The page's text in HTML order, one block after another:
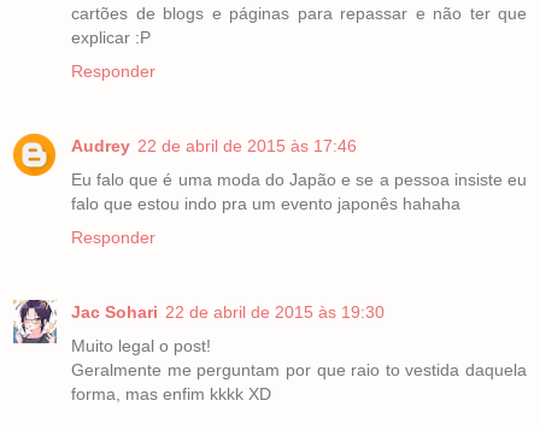
cartões de blogs e páginas para repassar e não ter que
explicar :P
Responder
Audrey 22 de abril de 2015 às 17:46
Eu falo que é uma moda do Japão e se a pessoa insiste eu
falo que estou indo pra um evento japonês hahaha
Responder
Jac Sohari 22 de abril de 2015 às 19:30
Muito legal o post!
Geralmente me perguntam por que raio to vestida daquela
forma, mas enfim kkkk XD